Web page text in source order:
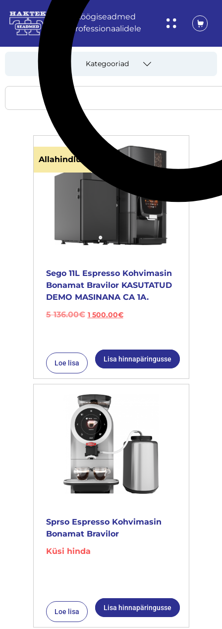
Köögiseadmed
professionaalidele
Kategooriad
Allahindlus!
Sego 11L Espresso Kohvimasin
Bonamat Bravilor KASUTATUD
DEMO MASINANA CA 1A.
5 136.00€ 1 500.00€
Loe lisa Lisa hinnapäringusse
Sprso Espresso Kohvimasin
Bonamat Bravilor
Küsi hinda
Loe lisa Lisa hinnapäringusse